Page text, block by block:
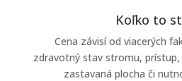
Koľko to
Cena závisí od viacerých
zdravotný stav stromu, prístup,
zastavaná plocha či